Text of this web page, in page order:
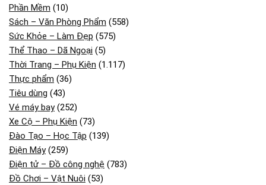
Phần Mềm (10)
Sách – Văn Phòng Phẩm (558)
Sức Khỏe – Làm Đẹp (575)
Thể Thao – Dã Ngoại (5)
Thời Trang – Phụ Kiện (1.117)
Thực phẩm (36)
Tiêu dùng (43)
Vé máy bay(252)
Xe Cộ – Phụ Kiện (73)
Đào Tạo – Học Tập (139)
Điện Máy(259)
Điện tử – Đồ công nghệ (783)
Đồ Chơi – Vật Nuôi (53)